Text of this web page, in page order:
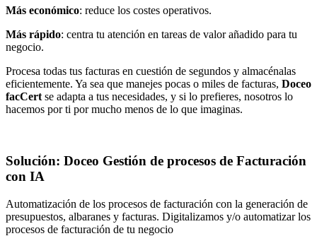
Más económico: reduce los costes operativos.
Más rápido: centra tu atención en tareas de valor añadido para tu
negocio.
Procesa todas tus facturas en cuestión de segundos y almacénalas
eficientemente. Ya sea que manejes pocas o miles de facturas, Doceo
facCertse adapta a tus necesidades, y si lo prefieres, nosotros lo
hacemos por ti por mucho menos de lo que imaginas.
Solución: Doceo Gestión de procesos de Facturación
con IA
Automatización de los procesos de facturación con la generación de
presupuestos, albaranes y facturas. Digitalizamos y/o automatizar los
procesos de facturación de tu negocio